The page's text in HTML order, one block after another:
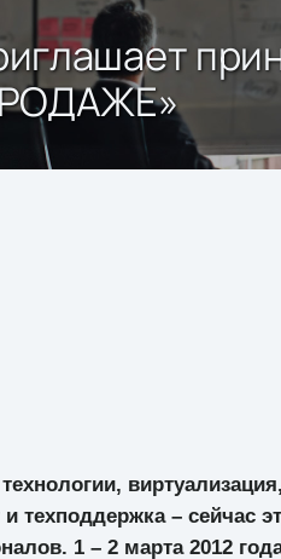
и техподдержка – сейчас
1 – 2 марта 2012